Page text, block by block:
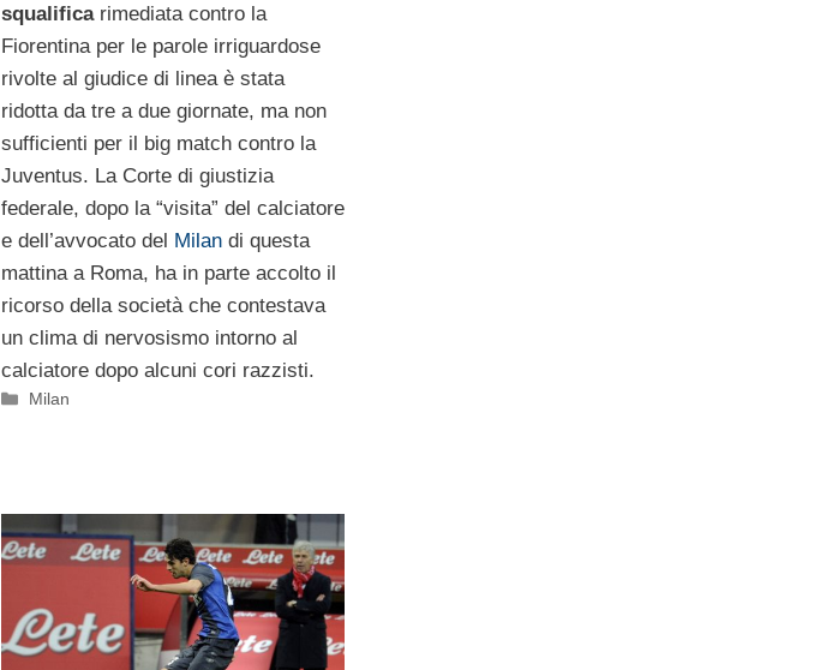
squalificarimediata contro la
Fiorentina per le parole irriguardose
rivolte al giudice di linea è stata
ridotta da tre a due giornate, ma non
sufficienti per il big match contro la
Juventus. La Corte di giustizia
federale, dopo la “visita” del calciatore
e dell’avvocato del Milandi questa
mattina a Roma, ha in parte accolto il
ricorso della società che contestava
un clima di nervosismo intorno al
calciatore dopo alcuni cori razzisti.
Categorie
Milan